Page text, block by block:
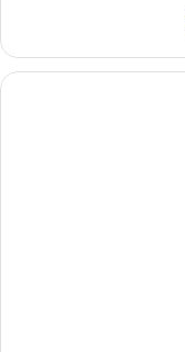
herbergi